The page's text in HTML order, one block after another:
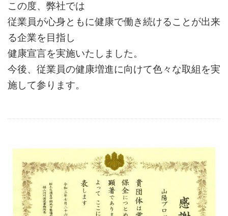
この度、弊社では
従業員が心身ともに健康で働き続けることが出来
る企業を目指し
健康宣言を実施いたしました。
今後、従業員の健康増進に向けて色々な取組を実
施して参ります。